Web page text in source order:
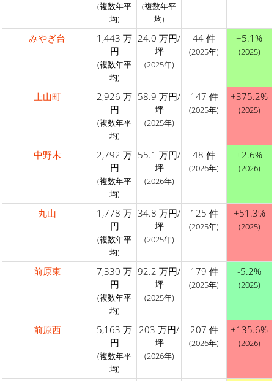
(複数年平
均)
(複数年平
均)
みやぎ台
1,443 万
円
(複数年平
均)
24.0 万円/
坪
(2025年)
44 件
(2025年)
+5.1%
(2025)
上山町
2,926 万
円
(複数年平
均)
58.9 万円/
坪
(2025年)
147 件
(2025年)
+375.2%
(2025)
中野木
2,792 万
円
(複数年平
均)
55.1 万円/
坪
(2026年)
48 件
(2026年)
+2.6%
(2026)
丸山
1,778 万
円
(複数年平
均)
34.8 万円/
坪
(2025年)
125 件
(2025年)
+51.3%
(2025)
前原東
7,330 万
円
(複数年平
均)
92.2 万円/
坪
(2025年)
179 件
(2025年)
-5.2%
(2025)
前原西
5,163 万
円
(複数年平
均)
203 万円/
坪
(2026年)
207 件
(2026年)
+135.6%
(2026)